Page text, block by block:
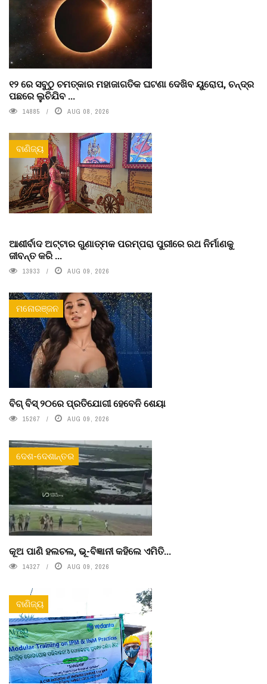
୧୨ ରେ ସବୁଠୁ ଚମତ୍କାର ମହାଜାଗତିକ ଘଟଣା ଦେଖିବ ୟୁରୋପ, ଚନ୍ଦ୍ର
ପଛରେ ଲୁଚିଯିବ ...
14885 AUG 08, 2026
ବାଣିଜ୍ୟ
ଆଶୀର୍ବାଦ ଅଟ୍ଟାର ଗୁଣାତ୍ମକ ପରମ୍ପରା ପୁରୀରେ ରଥ ନିର୍ମାଣକୁ
ଜୀବନ୍ତ କରି ...
13933 AUG 09, 2026
ମନୋରଞ୍ଜନ
ବିଗ୍ ବିସ୍ ୨୦ରେ ପ୍ରତିଯୋଗୀ ହେବେନି ଶେୟା
15267 AUG 09, 2026
ଦେଶ-ଦେଶାନ୍ତର
କୂଅ ପାଣି ହଲଚଲ, ଭୂ-ବିଜ୍ଞାନୀ କହିଲେ ଏମିତି...
14327 AUG 09, 2026
ବାଣିଜ୍ୟ